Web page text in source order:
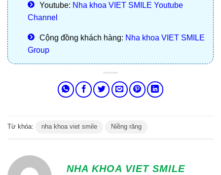
Youtube: Nha khoa VIET SMILE Youtube
Channel
Cộng đồng khách hàng: Nha khoa VIET SMILE
Group
Từ khóa: nha khoa viet smile Niềng răng
NHA KHOA VIET SMILE